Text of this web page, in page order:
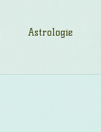
Astrologie